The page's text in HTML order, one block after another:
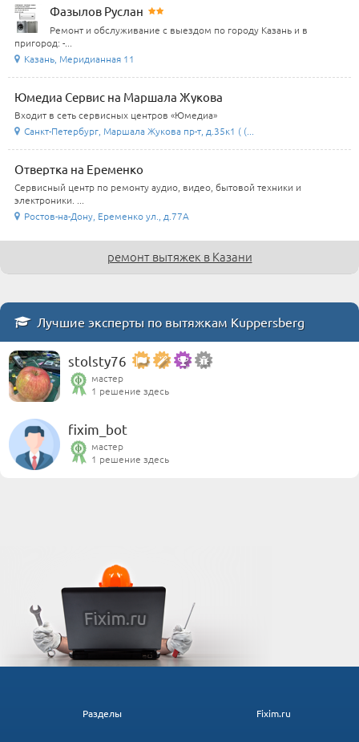
Фазылов Руслан
Ремонт и обслуживание с выездом по городу Казань и в
пригород: -...
Казань, Меридианная 11
Юмедиа Сервис на Маршала Жукова
Входит в сеть сервисных центров «Юмедиа»
Санкт-Петербург, Маршала Жукова пр-т, д.35к1 ( (...
Отвертка на Еременко
Сервисный центр по ремонту аудио, видео, бытовой техники и
электроники. ...
Ростов-на-Дону, Еременко ул., д.77А
ремонт вытяжек в Казани
Лучшие эксперты по вытяжкам Kuppersberg
stolsty76
мастер
1 решение здесь
fixim_bot
мастер
1 решение здесь
Fixim.ru
Разделы